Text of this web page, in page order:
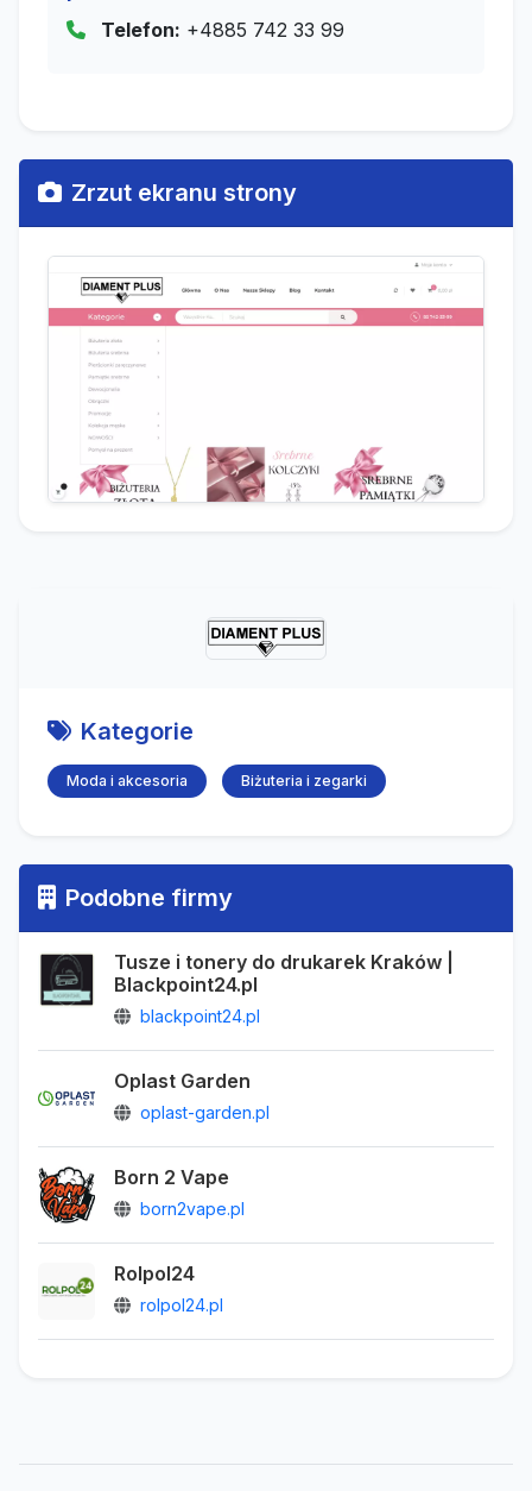
Telefon: +4885 742 33 99
Zrzut ekranu strony
Kategorie
Moda i akcesoria Biżuteria i zegarki
Podobne firmy
Tusze i tonery do drukarek Kraków |
Blackpoint24.pl
blackpoint24.pl
Oplast Garden
oplast-garden.pl
Born 2 Vape
born2vape.pl
Rolpol24
rolpol24.pl